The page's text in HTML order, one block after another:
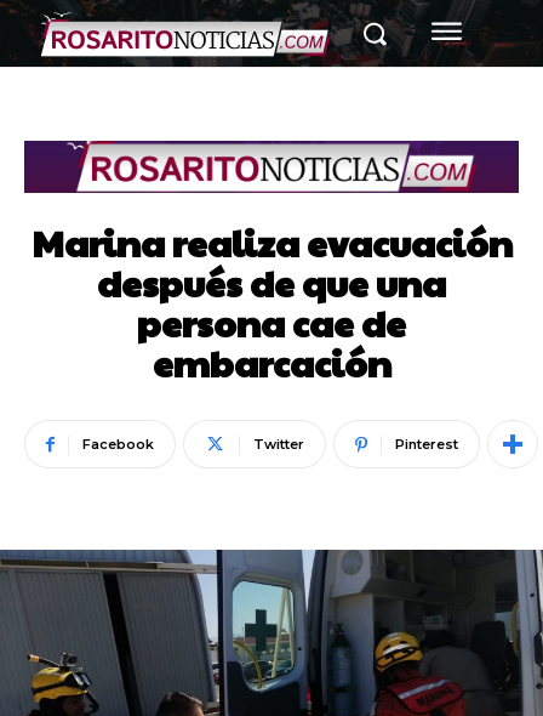
Marina realiza evacuación
después de que una
persona cae de
embarcación
Facebook Twitter Pinterest